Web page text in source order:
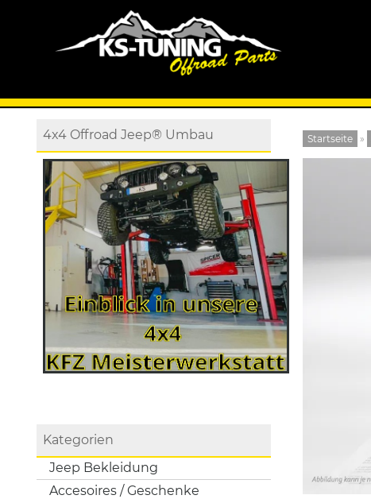
4x4 Offroad Jeep® Umbau
Kategorien
Jeep Bekleidung
Accesoires / Geschenke
Startseite »